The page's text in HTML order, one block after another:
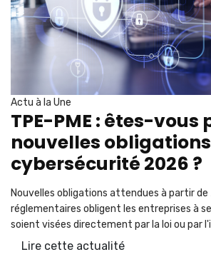
Actu à la Une
TPE-PME : êtes-vous
nouvelles obligations
cybersécurité 2026 ?
Nouvelles obligations attendues à partir
réglementaires obligent les entreprises à
soient visées directement par la loi ou par
Lire cette actualité